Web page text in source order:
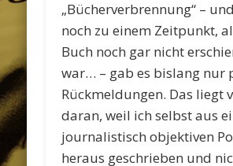
„Bücherverbrennung“ –
noch zu einem Zeitpunkt,
Buch noch gar nicht
war… – gab es bislang nur
Rückmeldungen. Das liegt
daran, weil ich selbst aus
journalistisch objektiven
heraus geschrieben und